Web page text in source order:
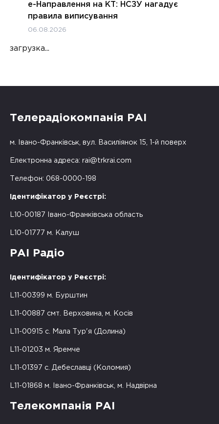
е-Направлення на КТ: НСЗУ нагадує
правила виписування
06.08.2026
загрузка...
Телерадіокомпанія РАІ
м. Івано-Франківськ, вул. Василіянок 15, 1-й поверх
Електронна адреса: rai@trkrai.com
Телефон: 068-0000-198
Ідентифікатор у Реєстрі:
L10-00187 Івано-Франківська область
L10-01777 м. Калуш
РАІ Радіо
Ідентифікатор у Реєстрі:
L11-00399 м. Бурштин
L11-00887 смт. Верховина, м. Косів
L11-00915 с. Мала Тур'я (Долина)
L11-01203 м. Яремче
L11-01397 с. Дебеславці (Коломия)
L11-01868 м. Івано-Франківськ, м. Надвірна
Телекомпанія РАІ